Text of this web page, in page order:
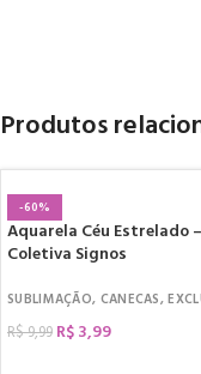
Produtos
-60%
Aquarela Céu Estrelado –
Coletiva Signos
SUBLIMAÇÃO, CANECAS,
R$9,99 R$3,99